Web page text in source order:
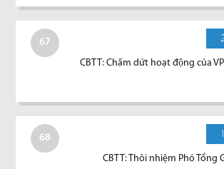
67
CBTT: Chấm dứt hoạt động của
68
CBTT: Thôi nhiệm Phó Tổng